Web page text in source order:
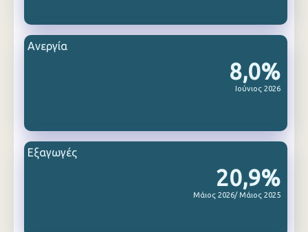
8,0%
Ιούνιος 2026
Ανεργία
20,9%
Μάιος 2026/ Μάιος 2025
Εξαγωγές